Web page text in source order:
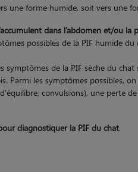
une forme humide, soit vers une
dans l’abdomen et/ou la
possibles de la PIF humide
symptômes de la PIF sèche du
Parmi les symptômes possibles,
convulsions), une perte
diagnostiquer la PIF du chat.